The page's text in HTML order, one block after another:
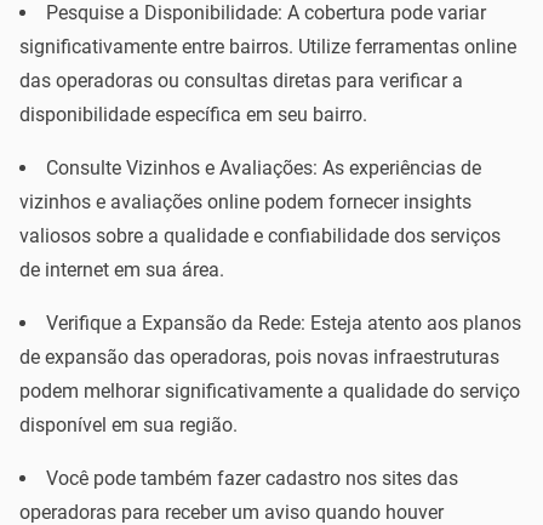
Pesquise a Disponibilidade: A cobertura pode variar
significativamente entre bairros. Utilize ferramentas online
das operadoras ou consultas diretas para verificar a
disponibilidade específica em seu bairro.
Consulte Vizinhos e Avaliações: As experiências de
vizinhos e avaliações online podem fornecer insights
valiosos sobre a qualidade e confiabilidade dos serviços
de internet em sua área.
Verifique a Expansão da Rede: Esteja atento aos planos
de expansão das operadoras, pois novas infraestruturas
podem melhorar significativamente a qualidade do serviço
disponível em sua região.
Você pode também fazer cadastro nos sites das
operadoras para receber um aviso quando houver